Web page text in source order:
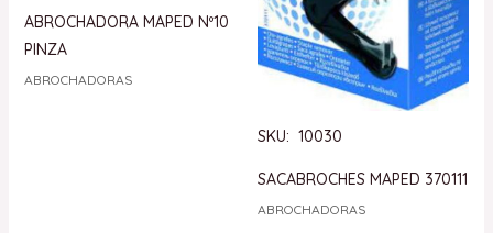
ABROCHADORA MAPED Nº10
PINZA
ABROCHADORAS
SKU: 10030
SACABROCHES MAPED 370111
ABROCHADORAS